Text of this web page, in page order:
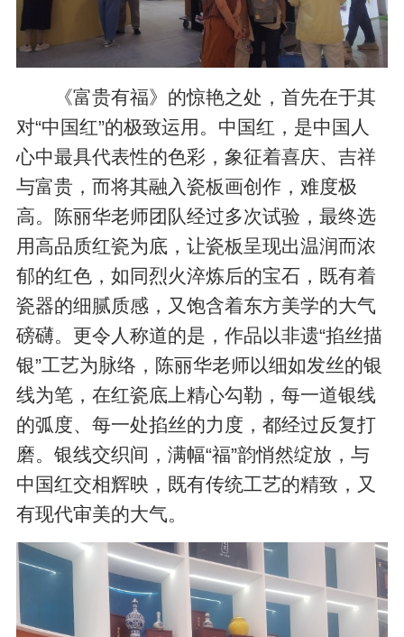
《富贵有福》的惊艳之处，首先在于其
对“中国红”的极致运用。中国红，是中国人
心中最具代表性的色彩，象征着喜庆、吉祥
与富贵，而将其融入瓷板画创作，难度极
高。陈丽华老师团队经过多次试验，最终选
用高品质红瓷为底，让瓷板呈现出温润而浓
郁的红色，如同烈火淬炼后的宝石，既有着
瓷器的细腻质感，又饱含着东方美学的大气
磅礴。更令人称道的是，作品以非遗“掐丝描
银”工艺为脉络，陈丽华老师以细如发丝的银
线为笔，在红瓷底上精心勾勒，每一道银线
的弧度、每一处掐丝的力度，都经过反复打
磨。银线交织间，满幅“福”韵悄然绽放，与
中国红交相辉映，既有传统工艺的精致，又
有现代审美的大气。